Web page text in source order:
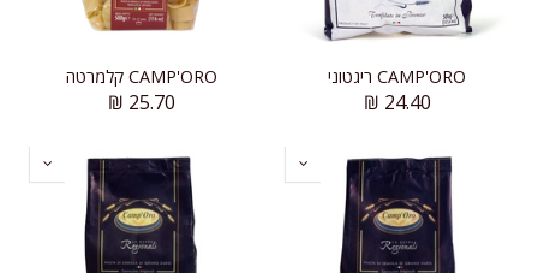
CAMP'ORO ריגטוני
24.40
₪
CAMP'ORO קלמרטה
25.70
₪